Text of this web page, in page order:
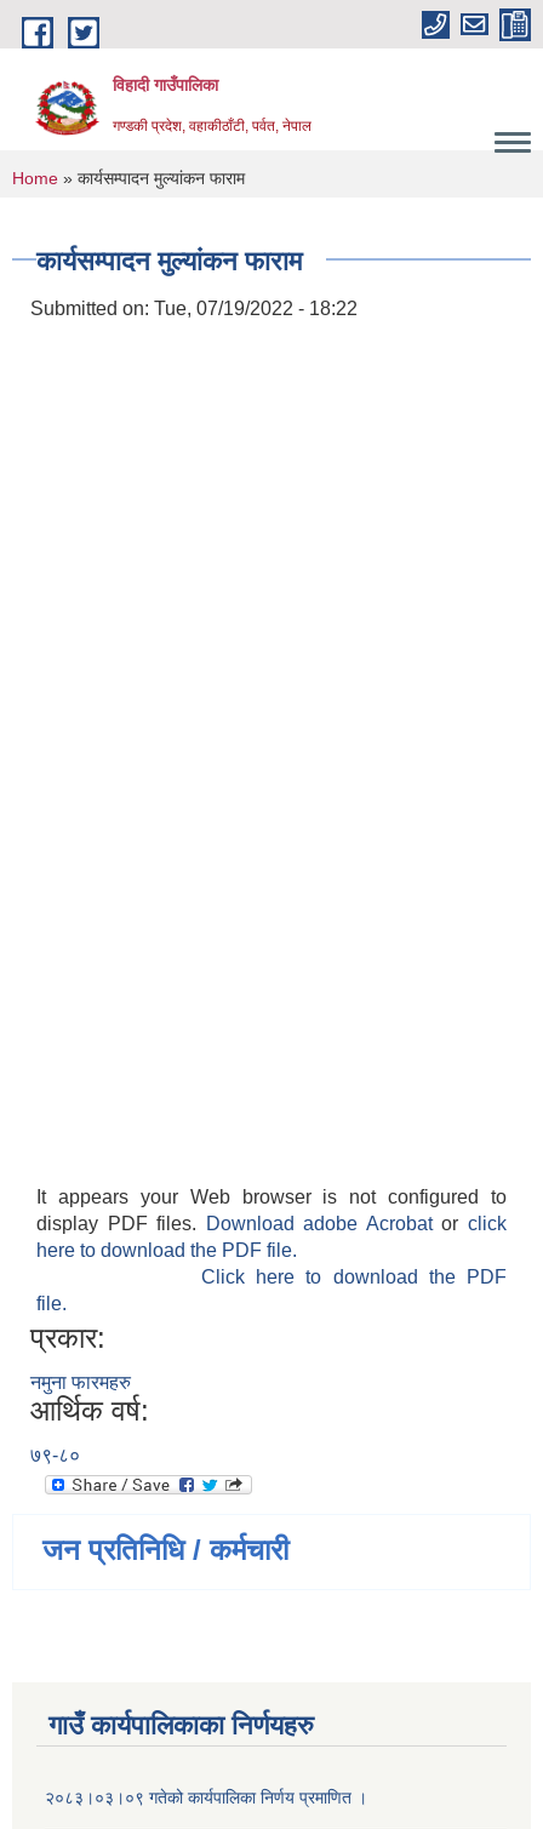
Skip to main content
विहादी गाउँपालिका
गण्डकी प्रदेश, वहाकीठाँटी, पर्वत, नेपाल
You are here
Home » कार्यसम्पादन मुल्यांकन फाराम
कार्यसम्पादन मुल्यांकन फाराम
Submitted on: Tue, 07/19/2022 - 18:22
It appears your Web browser is not configured to
display PDF files.
Download adobe Acrobatorclick
here to download the PDF file.
Click here to download the PDF
file.
प्रकार:
नमुना फारमहरु
आर्थिक वर्ष:
७९-८०
जन प्रतिनिधि / कर्मचारी
गाउँ कार्यपालिकाका निर्णयहरु
२०८३।०३।०९ गतेको कार्यपालिका निर्णय प्रमाणित ।